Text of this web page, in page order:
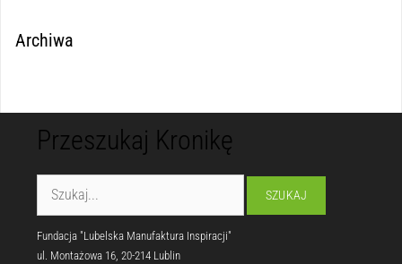
Archiwa
Przeszukaj Kronikę
Fundacja "Lubelska Manufaktura Inspiracji"
ul. Montażowa 16, 20-214 Lublin